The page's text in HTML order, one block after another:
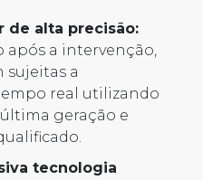
de alta precisão:
a intervenção,
sujeitas a
real utilizando
geração e
tecnologia